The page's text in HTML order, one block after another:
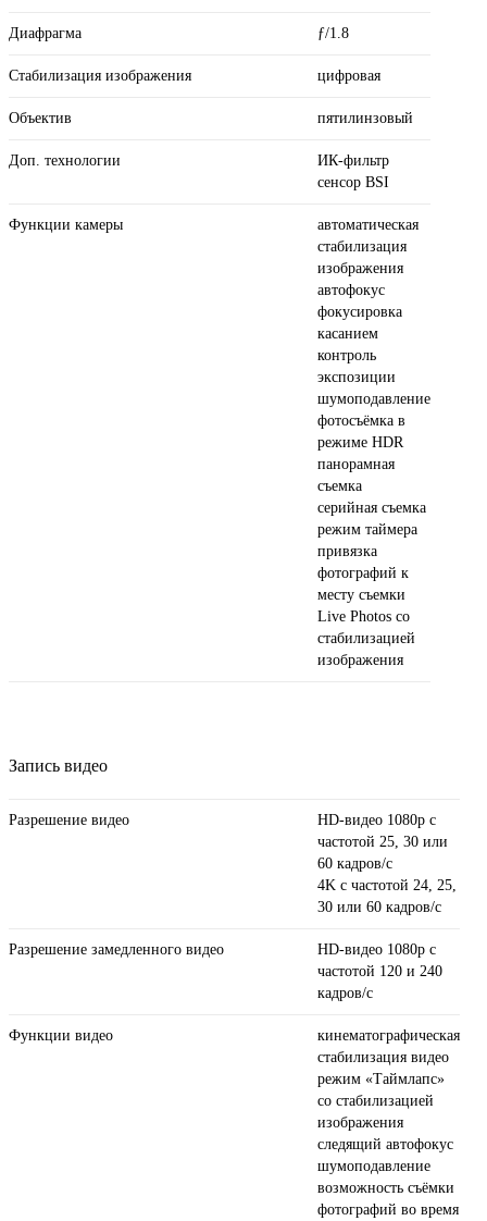
Диафрагма ƒ/1.8
Стабилизация изображения цифровая
Объектив пятилинзовый
Доп. технологии
ИК-фильтр
сенсор BSI
Функции камеры
автоматическая
стабилизация
изображения
автофокус
фокусировка
касанием
контроль
экспозиции
шумоподавление
фотосъёмка в
режиме HDR
панорамная
съемка
серийная съемка
режим таймера
привязка
фотографий к
месту съемки
Live Photos со
стабили­зацией
изображения
Запись видео
Разрешение видео
HD-видео 1080p с
частотой 25, 30 или
60 кадров/ с
4K с частотой 24, 25,
30 или 60 кадров/ с
Разрешение замедленного видео
HD-видео 1080р с
частотой 120 и 240
кадров/ с
Функции видео
кинематографическая
стабилизация видео
режим «Таймлапс»
со стабили­зацией
изображения
следящий автофокус
шумоподавление
возможность съёмки
фотографий во время